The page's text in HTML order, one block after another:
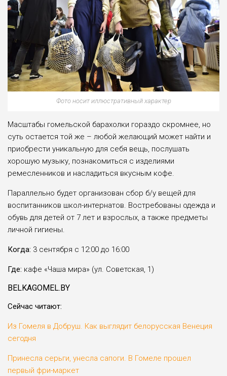
Фото носит иллюстративный характер
Масштабы гомельской барахолки гораздо скромнее, но
суть остается той же – любой желающий может найти и
приобрести уникальную для себя вещь, послушать
хорошую музыку, познакомиться с изделиями
ремесленников и насладиться вкусным кофе.
Параллельно будет организован сбор б/у вещей для
воспитанников школ-интернатов. Востребованы одежда и
обувь для детей от 7 лет и взрослых, а также предметы
личной гигиены.
Когда: 3 сентября с 12:00 до 16:00
Где: кафе «Чаша мира» (ул. Советская, 1)
BELKAGOMEL.BY
Сейчас читают:
Из Гомеля в Добруш. Как выглядит белорусская Венеция
сегодня
Принесла серьги, унесла сапоги. В Гомеле прошел
первый фри-маркет